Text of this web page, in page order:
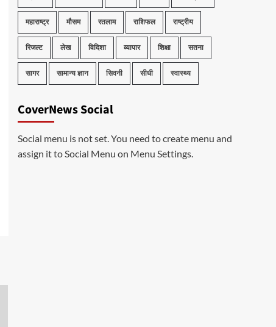
महाराष्ट्र मौसम रतलाम राशिफल राष्ट्रीय
रिजल्ट लेख विदिशा व्यापार शिक्षा सतना
सागर सामान्य ज्ञान सिवनी सीधी स्वास्थ्य
CoverNews Social
Social menu is not set. You need to create menu and
assign it to Social Menu on Menu Settings.